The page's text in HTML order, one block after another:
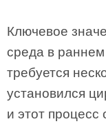
Ключевое
среда в
требуется
установился
и этот процесс